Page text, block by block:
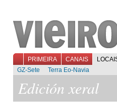
PRIMEIRA CANAIS
GZ-Sete
Terra Eo-Navia
Edición xeral